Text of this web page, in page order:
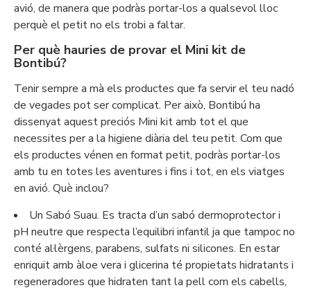
avió, de manera que podràs portar-los a qualsevol lloc
perquè el petit no els trobi a faltar.
Per què hauries de provar el Mini kit de
Bontibú?
Tenir sempre a mà els productes que fa servir el teu nadó
de vegades pot ser complicat. Per això, Bontibú ha
dissenyat aquest preciós Mini kit amb tot el que
necessites per a la higiene diària del teu petit. Com que
els productes vénen en format petit, podràs portar-los
amb tu en totes les aventures i fins i tot, en els viatges
en avió. Què inclou?
Un Sabó Suau. Es tracta d’un sabó dermoprotector i
pH neutre que respecta l’equilibri infantil ja que tampoc no
conté al·lèrgens, parabens, sulfats ni silicones. En estar
enriquit amb àloe vera i glicerina té propietats hidratants i
regeneradores que hidraten tant la pell com els cabells,